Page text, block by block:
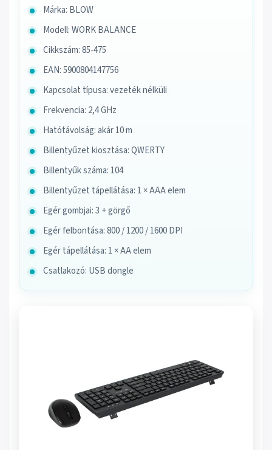
Márka: BLOW
Modell: WORK BALANCE
Cikkszám: 85-475
EAN: 5900804147756
Kapcsolat típusa: vezeték nélküli
Frekvencia: 2,4 GHz
Hatótávolság: akár 10 m
Billentyűzet kiosztása: QWERTY
Billentyűk száma: 104
Billentyűzet tápellátása: 1 × AAA elem
Egér gombjai: 3 + görgő
Egér felbontása: 800 / 1200 / 1600 DPI
Egér tápellátása: 1 × AA elem
Csatlakozó: USB dongle